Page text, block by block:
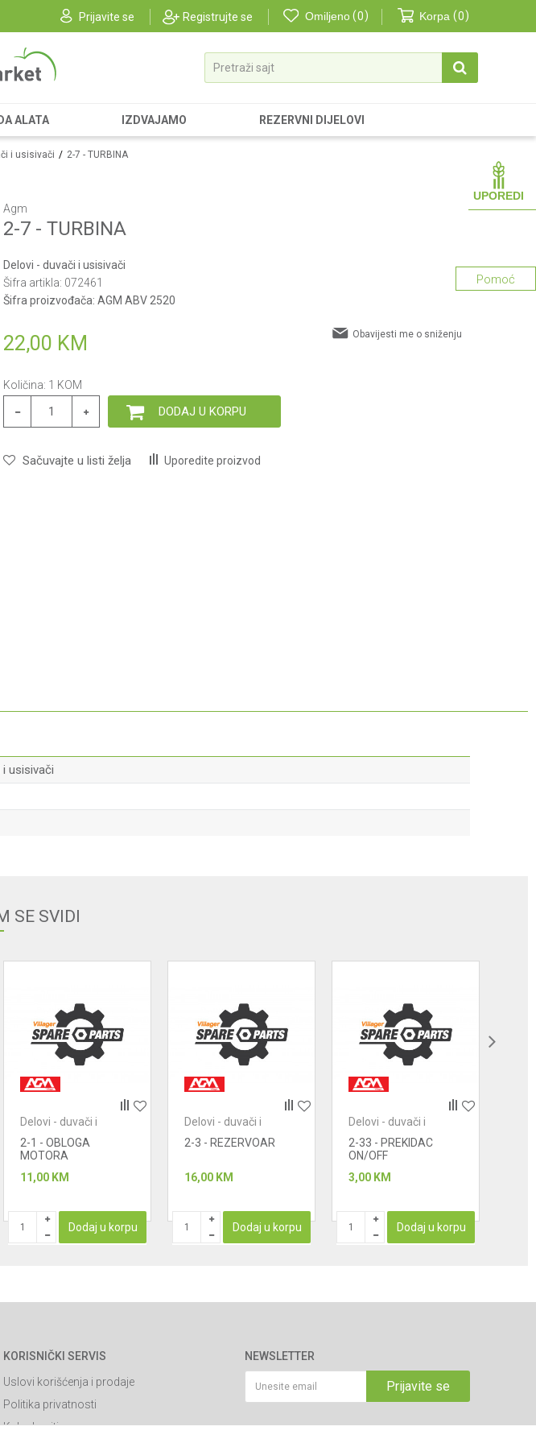
Prijavite se Registrujte se Omiljeno 0 Korpa 0
Pretraži sajt
ALATA IZDVAJAMO REZERVNI DIJELOVI
UPOREDI
i usisivači 2-7 - TURBINA
Agm
2-7 - TURBINA
Delovi - duvači i usisivači
Šifra artikla: 072461
Šifra proizvođača: AGM ABV 2520
22,00 KM Obavijesti me o sniženju
Količina: 1 KOM
DODAJ U KORPU
Sačuvajte u listi želja Uporedite proizvod
Pomoć
usisivači
SE SVIDI
Delovi - duvači i
2-1 - OBLOGA
MOTORA
11,00 KM
Dodaj u korpu
Delovi - duvači i
2-3 - REZERVOAR
16,00 KM
Dodaj u korpu
Delovi - duvači i
2-33 - PREKIDAC
ON/OFF
3,00 KM
Dodaj u korpu
KORISNIČKI SERVIS
Uslovi korišćenja i prodaje
Politika privatnosti
Kako kupiti
NEWSLETTER
Prijavite se